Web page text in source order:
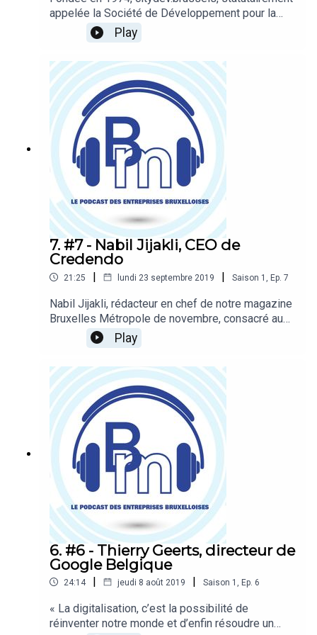
appelée la Société de Développement pour la
Région de Bruxelles-Capitale (SDRB), fête cette
année ses 45 ans. L’occasion pour Benjamin
Cadranel, administrateur général, de (re)préciser
les missions et objectifs green de cet organisme
public régional, plus ancien que la région.
Play
7. #7 - Nabil Jijakli, CEO de
Credendo
21:25 | lundi 23 septembre 2019 | Saison 1 Ep. 7
Nabil Jijakli, rédacteur en chef de notre magazine
Bruxelles Métropole de novembre, consacré au
commerce international, est le Deputy CEO de
Credendo, l’organe public d’assurance-crédit à
comme expert à la Banque Nationale et à la
Commission européenne. Avec lui, nous
évoquons les risques et les opportunités à
l’exportation pour les entreprises
bruxelloises.Hosts : Emmanuel Robert et Elisa
BrevetRéalisation : Ophélie Legast et Elisa Brevet
Play
6. #6 - Thierry Geerts, directeur de
Google Belgique
24:14 | jeudi 8 août 2019 | Saison 1 Ep. 6
« La digitalisation, c’est la possibilité de
réinventer notre monde et d’enfin résoudre un